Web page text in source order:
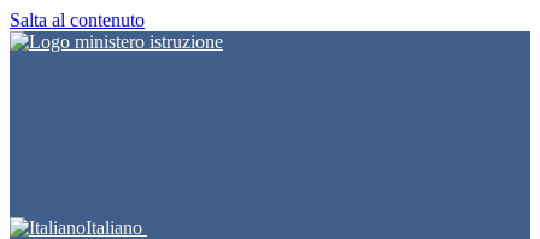
Salta al contenuto
Italiano